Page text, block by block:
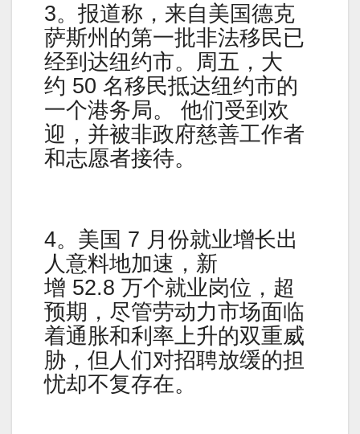
3。报道称，来自美国德克
萨斯州的第一批非法移民已
经到达纽约市。周五，大
约 50 名移民抵达纽约市的
一个港务局。 他们受到欢
迎，并被非政府慈善工作者
和志愿者接待。
4。美国 7 月份就业增长出
人意料地加速，新
增 52.8 万个就业岗位，超
预期，尽管劳动力市场面临
着通胀和利率上升的双重威
胁，但人们对招聘放缓的担
忧却不复存在。